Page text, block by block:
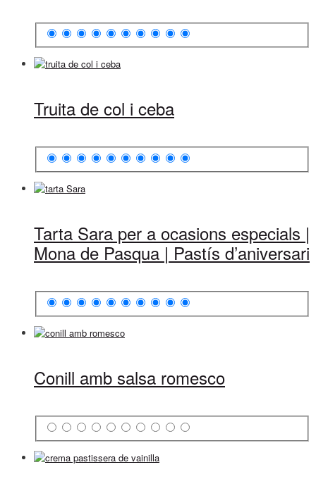
Truita de col i ceba
Tarta Sara per a ocasions especials |
Mona de Pasqua | Pastís d’aniversari
Conill amb salsa romesco